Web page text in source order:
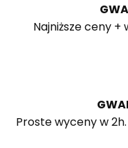
Najniższe ceny +
Proste wyceny w